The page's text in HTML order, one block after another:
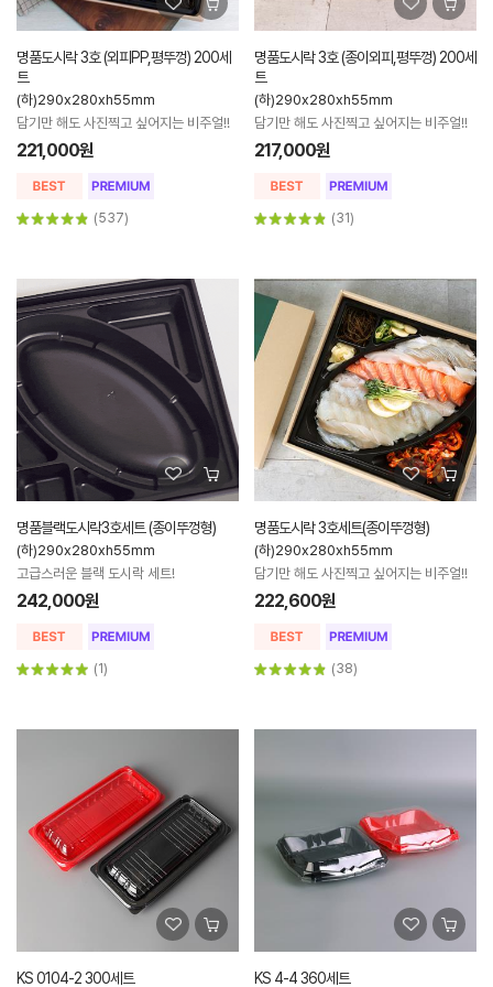
명품도시락 3호 (외피PP,평뚜껑) 200세
트
(하)290x280xh55mm
담기만 해도 사진찍고 싶어지는 비주얼!!
221,000원
(537)
명품도시락 3호 (종이외피,평뚜껑) 200세
트
(하)290x280xh55mm
담기만 해도 사진찍고 싶어지는 비주얼!!
217,000원
(31)
명품블랙도시락3호세트 (종이뚜껑형)
(하)290x280xh55mm
고급스러운 블랙 도시락 세트!
242,000원
(1)
명품도시락 3호세트(종이뚜껑형)
(하)290x280xh55mm
담기만 해도 사진찍고 싶어지는 비주얼!!
222,600원
(38)
KS 0104-2 300세트 KS 4-4 360세트